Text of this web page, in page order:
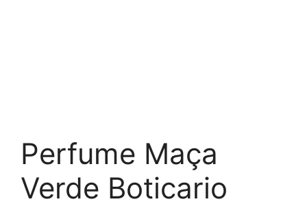
Perfume Maça
Verde Boticario